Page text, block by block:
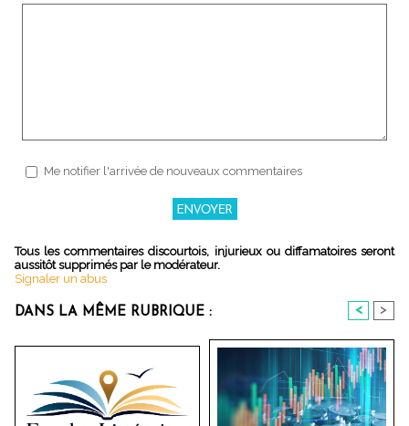
Me notifier l'arrivée de nouveaux commentaires
Tous les commentaires discourtois, injurieux ou diffamatoires seront
aussitôt supprimés par le modérateur.
Signaler un abus
DANS LA MÊME RUBRIQUE : < >